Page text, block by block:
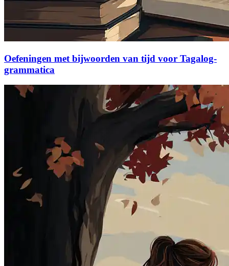
Oefeningen met bijwoorden van tijd voor Tagalog-
grammatica